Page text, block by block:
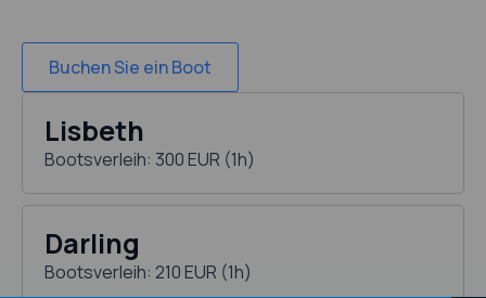
Buchen Sie ein Boot
Lisbeth
Bootsverleih: 300 EUR (1h)
Darling
Bootsverleih: 210 EUR (1h)